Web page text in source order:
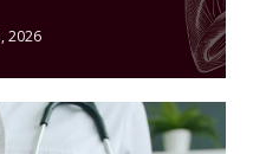
2026